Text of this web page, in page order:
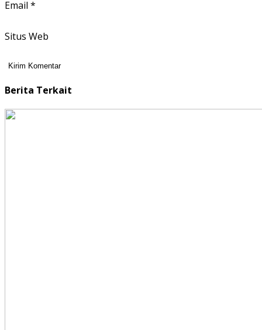
Email *
Situs Web
Berita Terkait